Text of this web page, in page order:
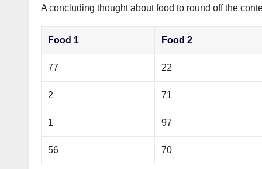
A concluding thought about food to round off the
Food 1 Food 2
77 22
2 71
1 97
56 70